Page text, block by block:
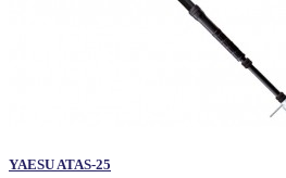
YAESU ATAS-25